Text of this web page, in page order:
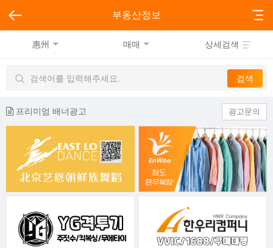
부동산정보
惠州 매매 상세검색
프리미엄 배너광고 광고문의